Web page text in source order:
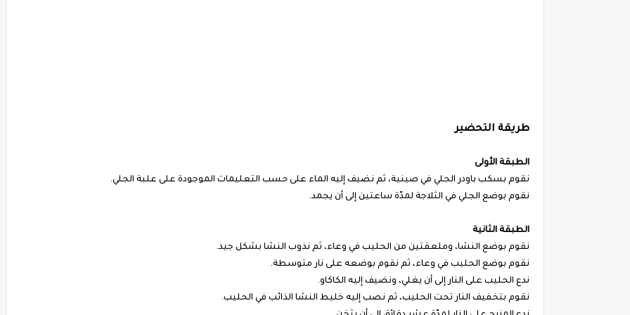
طريقة التحضير
الطبقة الأولى
نقوم بسكب باودر الجلي في صينية، ثم نضيف إليه الماء على حسب التعليمات الموجودة على علبة الجلي.
نقوم بوضع الجلي في الثلاجة لمدّة ساعتين إلى أن يجمد.
الطبقة الثانية
نقوم بوضع النشا، وملعقتين من الحليب في وعاء، ثم نذوب النشا بشكل جيد.
نقوم بوضع الحليب في وعاء، ثم نقوم بوضعه على نار متوسطة.
ندع الحليب على النار إلى أن يغلي، ونضيف إليه الكاكاو.
نقوم بتخفيف النار تحت الحليب، ثم نصب إليه خليط النشا الذائب في الحليب.